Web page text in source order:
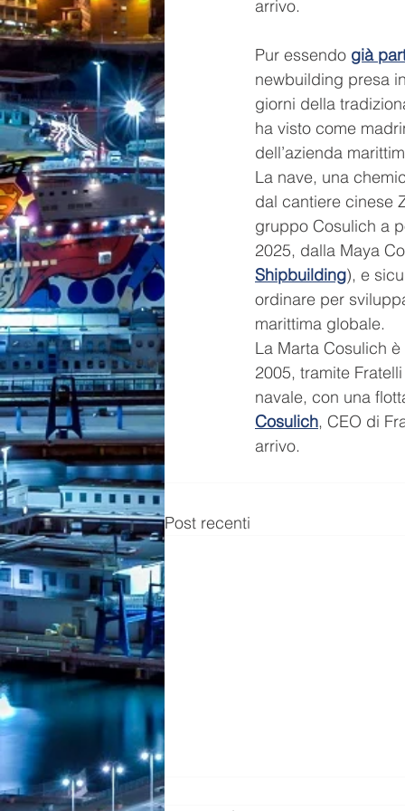
arrivo.
Pur essendo già
newbuilding presa
giorni della
ha visto come
dell’azienda
La nave, una
dal cantiere cinese
gruppo Cosulich a
2025, dalla Maya
Shipbuilding), e
ordinare per
marittima globale.
La Marta Cosulich
2005, tramite
navale, con una
Cosulich, CEO di
arrivo.
Post recenti